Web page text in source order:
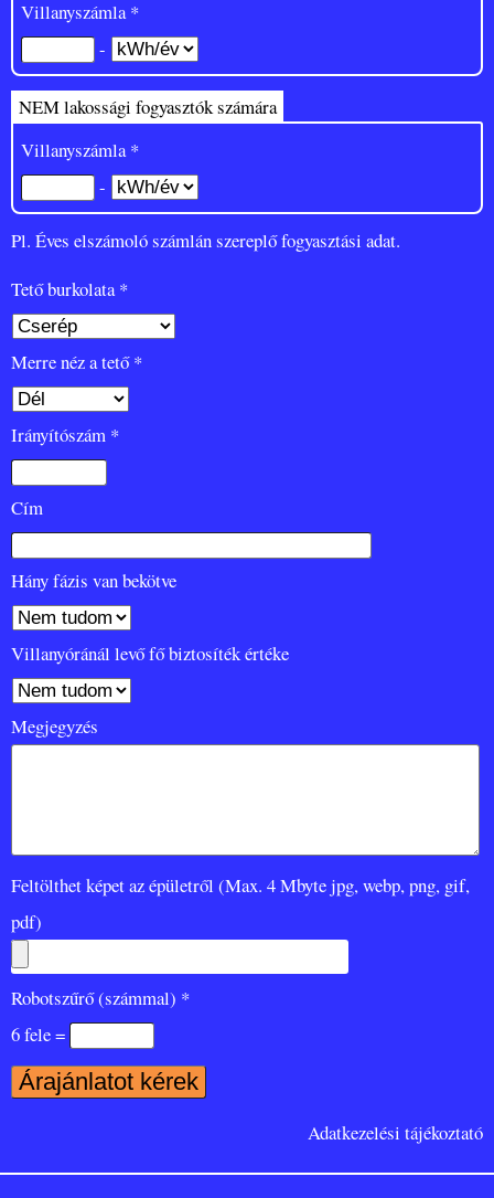
Villanyszámla *
-
NEM lakossági fogyasztók számára
Villanyszámla *
-
Pl. Éves elszámoló számlán szereplő fogyasztási adat.
Tető burkolata *
Merre néz a tető *
Irányítószám *
Cím
Hány fázis van bekötve
Villanyóránál levő fő biztosíték értéke
Megjegyzés
Feltölthet képet az épületről (Max. 4 Mbyte jpg, webp, png, gif,
pdf)
Robotszűrő (számmal) *
6 fele =
Adatkezelési tájékoztató